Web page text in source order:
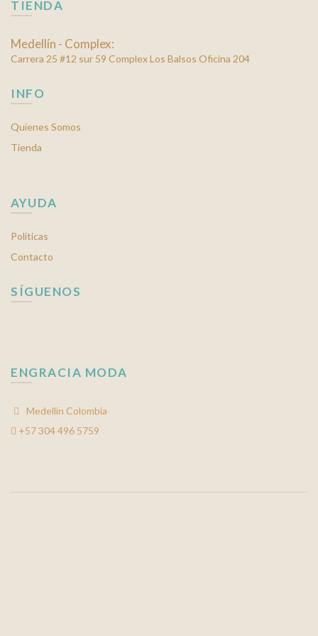
TIENDA
Medellín - Complex:
Carrera 25 #12 sur 59 Complex Los Balsos Oficina 204
INFO
Quienes Somos
Tienda
AYUDA
Políticas
Contacto
SÍGUENOS
ENGRACIA MODA
Medellín Colombia
+57 304 496 5759